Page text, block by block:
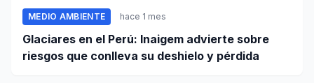
MEDIO AMBIENTE hace 1 mes
Glaciares en el Perú: Inaigem advierte sobre
riesgos que conlleva su deshielo y pérdida